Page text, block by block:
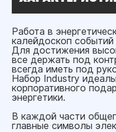
Работа в
калейдоскоп
Для достижения
все держать под
всегда иметь под
Набор Industry
корпоративного
энергетики.
В каждой части
главные символы